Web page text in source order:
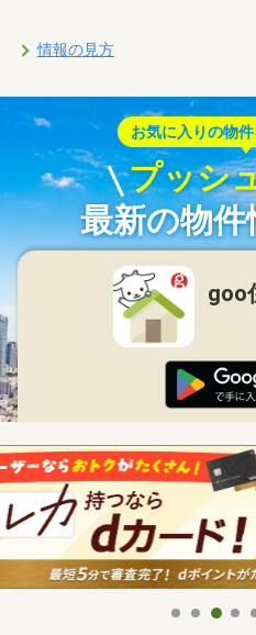
情報の見方
お気に入りの物
プッシ
最新の物
goo